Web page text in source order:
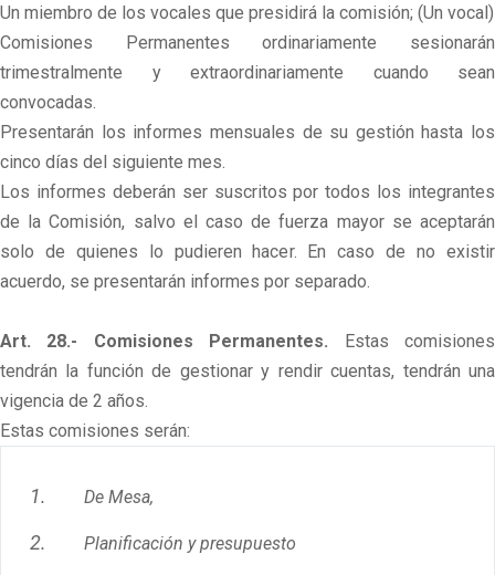
Un miembro de los vocales que presidirá la comisión; (Un vocal)
Comisiones Permanentes ordinariamente sesionarán
trimestralmente y extraordinariamente cuando sean
convocadas.
Presentarán los informes mensuales de su gestión hasta los
cinco días del siguiente mes.
Los informes deberán ser suscritos por todos los integrantes
de la Comisión, salvo el caso de fuerza mayor se aceptarán
solo de quienes lo pudieren hacer. En caso de no existir
acuerdo, se presentarán informes por separado.
Art. 28.- Comisiones Permanentes. Estas comisiones
tendrán la función de gestionar y rendir cuentas, tendrán una
vigencia de 2 años.
Estas comisiones serán:
De Mesa,
Planificación y presupuesto